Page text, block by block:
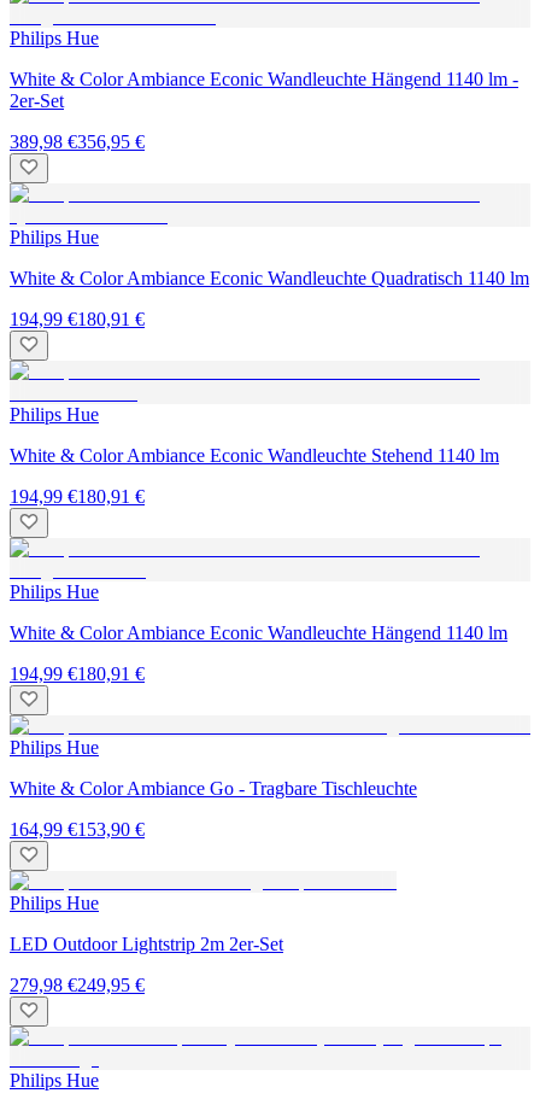
Philips Hue
White & Color Ambiance Econic Wandleuchte Hängend 1140 lm -
2er-Set
389,98 €356,95 €
Philips Hue
White & Color Ambiance Econic Wandleuchte Quadratisch 1140 lm
194,99 €180,91 €
Philips Hue
White & Color Ambiance Econic Wandleuchte Stehend 1140 lm
194,99 €180,91 €
Philips Hue
White & Color Ambiance Econic Wandleuchte Hängend 1140 lm
194,99 €180,91 €
Philips Hue
White & Color Ambiance Go - Tragbare Tischleuchte
164,99 €153,90 €
Philips Hue
LED Outdoor Lightstrip 2m 2er-Set
279,98 €249,95 €
Philips Hue